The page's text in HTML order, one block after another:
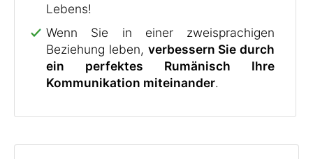
Lebens!
Wenn Sie in einer zweisprachigen
Beziehung leben, verbessern Sie durch
ein perfektes Rumänisch Ihre
Kommunikation miteinander.